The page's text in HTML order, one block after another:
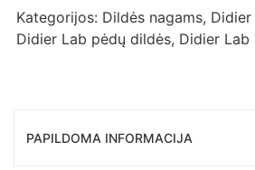
Kategorijos: Dildės nagams,
Didier Lab pėdų dildės, Didier
PAPILDOMA INFORMACIJA